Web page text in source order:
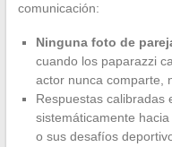
comunicación:
Ninguna foto de
cuando los paparazzi
actor nunca comparte,
Respuestas calibradas
sistemáticamente
o sus desafíos